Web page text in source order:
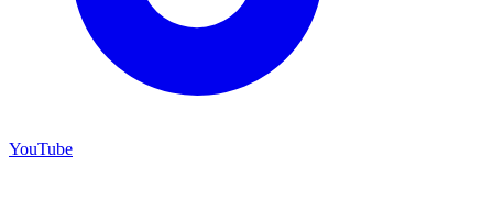
YouTube